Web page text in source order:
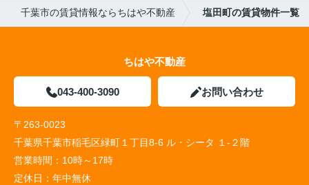
千葉市の賃貸情報ならちはや不動産 塩田町の賃貸物件一覧
ちはや不動産
043-400-3090 お問い合わせ
〒263-0023
千葉県千葉市稲毛区緑町１丁目8-6 ル・シータ １-２階
営業時間： 10時～17時
定休日： 年中無休